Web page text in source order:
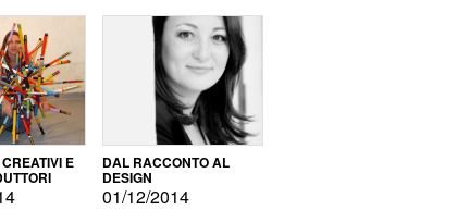
E DAL RACCONTO AL
DESIGN
01/12/2014